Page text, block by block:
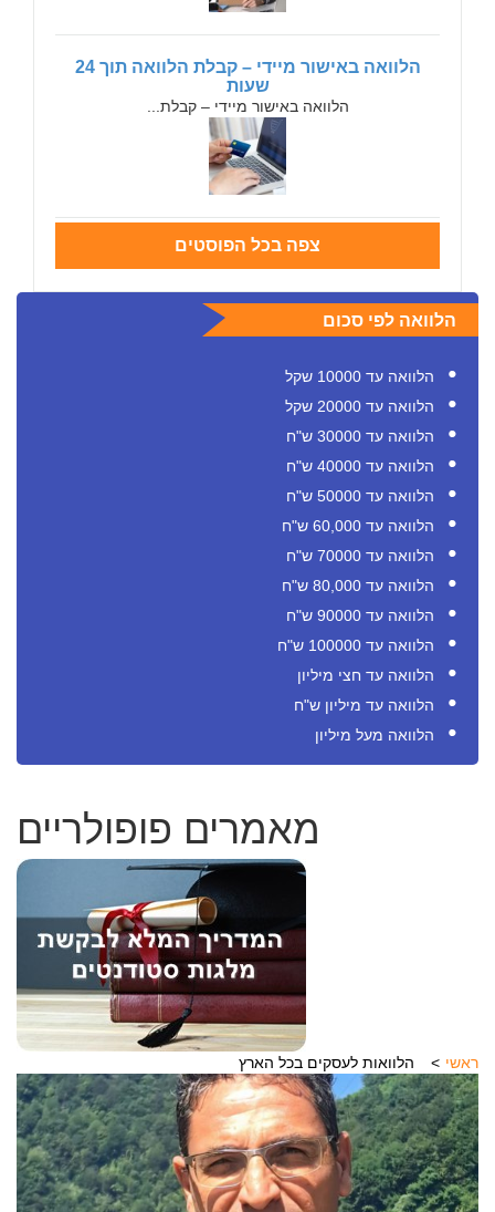
הלוואה באישור מיידי – קבלת הלוואה תוך 24
שעות
הלוואה באישור מיידי – קבלת...
צפה בכל הפוסטים
הלוואה לפי סכום
הלוואה עד 10000 שקל
הלוואה עד 20000 שקל
הלוואה עד 30000 ש"ח
הלוואה עד 40000 ש"ח
הלוואה עד 50000 ש"ח
הלוואה עד 60,000 ש"ח
הלוואה עד 70000 ש"ח
הלוואה עד 80,000 ש"ח
הלוואה עד 90000 ש"ח
הלוואה עד 100000 ש"ח
הלוואה עד חצי מיליון
הלוואה עד מיליון ש"ח
הלוואה מעל מיליון
מאמרים פופולריים
ראשי הלוואות לעסקים בכל הארץ